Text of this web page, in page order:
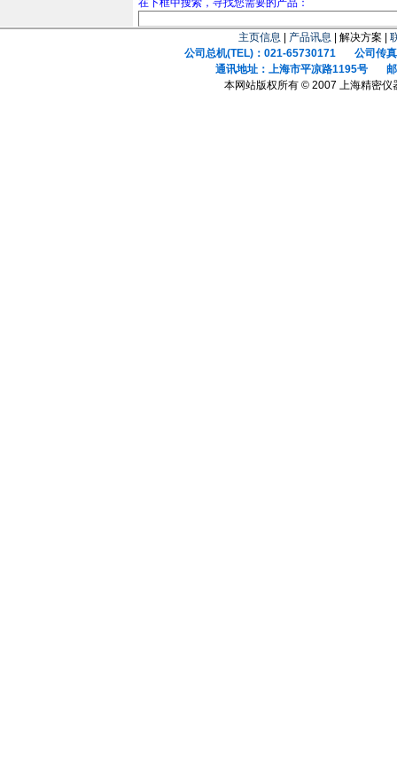
在下框中搜索，寻找您需要的产品：
主页信息 产品讯息 | 解决方案 |
公司总机(TEL)：021-65730171 公司传真
通讯地址：上海市平凉路1195号 邮
本网站版权所有 © 2007 上海精密仪